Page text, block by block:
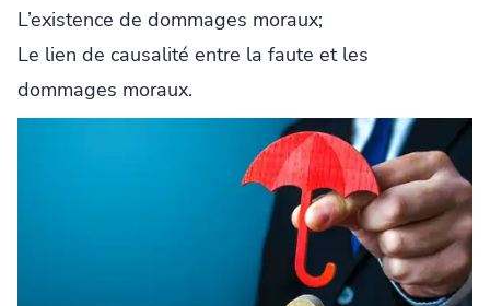
L’existence de dommages moraux;
Le lien de causalité entre la faute et les
dommages moraux.